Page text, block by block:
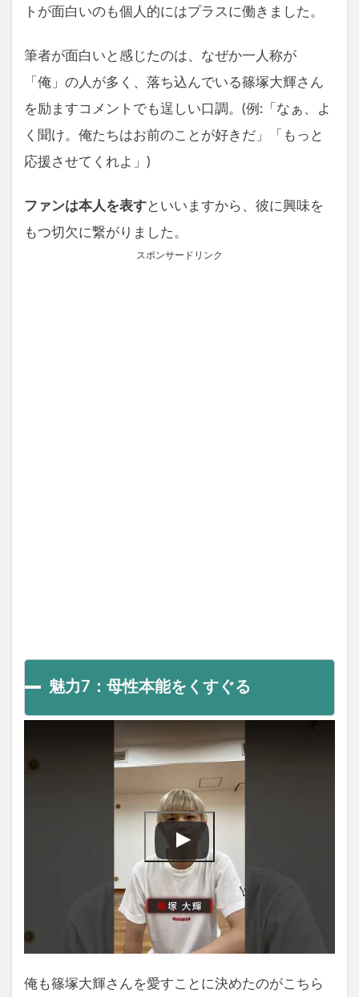
トが面白いのも個人的にはプラスに働きました。
筆者が面白いと感じたのは、なぜか一人称が
「俺」の人が多く、落ち込んでいる篠塚大輝さん
を励ますコメントでも逞しい口調。(例:「なぁ、よ
く聞け。俺たちはお前のことが好きだ」「もっと
応援させてくれよ」)
ファンは本人を表すといいますから、彼に興味を
もつ切欠に繋がりました。
スポンサードリンク
魅力7：母性本能をくすぐる
俺も篠塚大輝さんを愛すことに決めたのがこちら